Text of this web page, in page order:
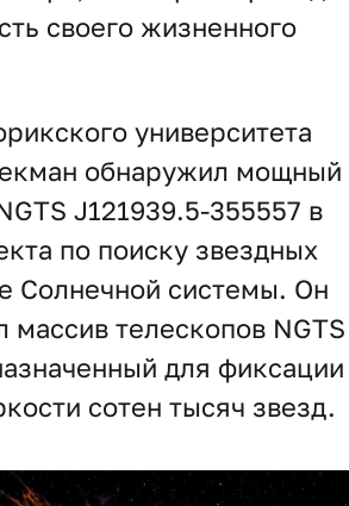
своего жизненного
университета
обнаружил мощный
J121939.5-355557 в
по поиску звездных
Солнечной системы. Он
массив телескопов
для фиксации
сотен тысяч звезд.